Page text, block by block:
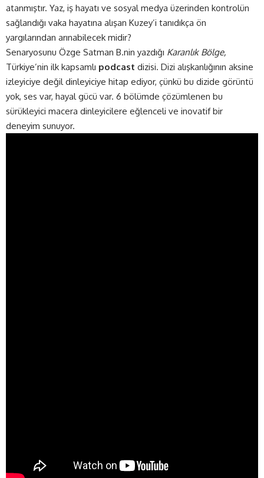
atanmıştır. Yaz, iş hayatı ve sosyal medya üzerinden kontrolün
sağlandığı vaka hayatına alışan Kuzey’i tanıdıkça ön
yargılarından arınabilecek midir?
Senaryosunu Özge Satman B.nin yazdığı Karanlık Bölge,
Türkiye’nin ilk kapsamlı podcast dizisi. Dizi alışkanlığının aksine
izleyiciye değil dinleyiciye hitap ediyor, çünkü bu dizide görüntü
yok, ses var, hayal gücü var. 6 bölümde çözümlenen bu
sürükleyici macera dinleyicilere eğlenceli ve inovatif bir
deneyim sunuyor.